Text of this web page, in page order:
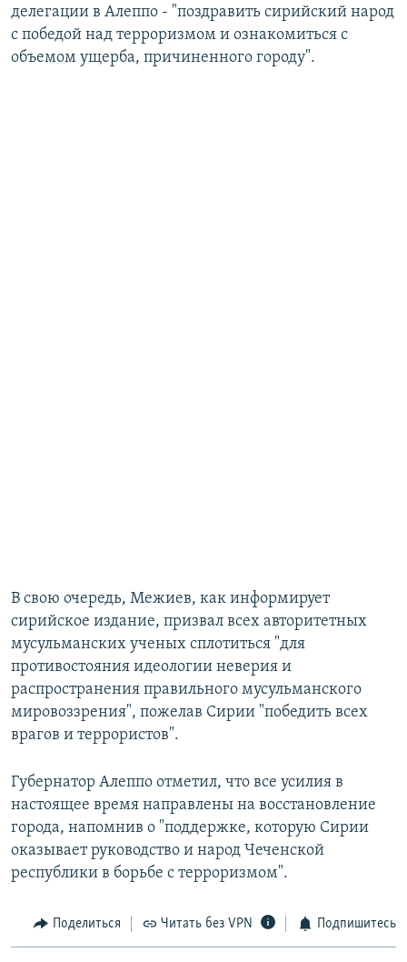
делегации в Алеппо - "поздравить сирийский народ
с победой над терроризмом и ознакомиться с
объемом ущерба, причиненного городу".
В свою очередь, Межиев, как информирует
сирийское издание, призвал всех авторитетных
мусульманских ученых сплотиться "для
противостояния идеологии неверия и
распространения правильного мусульманского
мировоззрения", пожелав Сирии "победить всех
врагов и террористов".
Губернатор Алеппо отметил, что все усилия в
настоящее время направлены на восстановление
города, напомнив о "поддержке, которую Сирии
оказывает руководство и народ Чеченской
республики в борьбе с терроризмом".
Поделиться Читать без VPN Подпишитесь